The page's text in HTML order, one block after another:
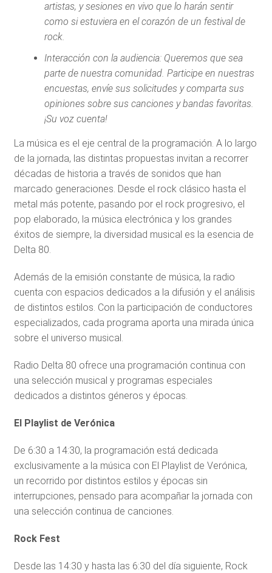
artistas, y sesiones en vivo que lo harán sentir
como si estuviera en el corazón de un festival de
rock.
Interacción con la audiencia: Queremos que sea
parte de nuestra comunidad. Participe en nuestras
encuestas, envíe sus solicitudes y comparta sus
opiniones sobre sus canciones y bandas favoritas.
¡Su voz cuenta!
La música es el eje central de la programación. A lo largo
de la jornada, las distintas propuestas invitan a recorrer
décadas de historia a través de sonidos que han
marcado generaciones. Desde el rock clásico hasta el
metal más potente, pasando por el rock progresivo, el
pop elaborado, la música electrónica y los grandes
éxitos de siempre, la diversidad musical es la esencia de
Delta 80.
Además de la emisión constante de música, la radio
cuenta con espacios dedicados a la difusión y el análisis
de distintos estilos. Con la participación de conductores
especializados, cada programa aporta una mirada única
sobre el universo musical.
Radio Delta 80 ofrece una programación continua con
una selección musical y programas especiales
dedicados a distintos géneros y épocas.
El Playlist de Verónica
De 6:30 a 14:30, la programación está dedicada
exclusivamente a la música con El Playlist de Verónica,
un recorrido por distintos estilos y épocas sin
interrupciones, pensado para acompañar la jornada con
una selección continua de canciones.
Rock Fest
Desde las 14:30 y hasta las 6:30 del día siguiente, Rock